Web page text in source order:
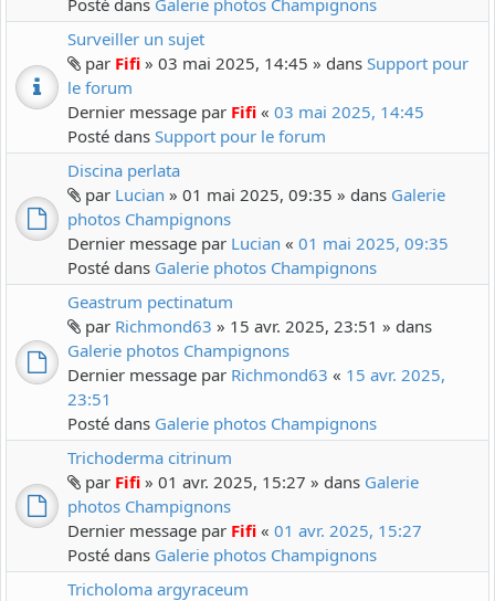
Posté dans Galerie photos Champignons
Surveiller un sujet
par Fifi » 03 mai 2025, 14:45 » dans Support pour
le forum
Dernier message par Fifi « 03 mai 2025, 14:45
Posté dans Support pour le forum
Discina perlata
par Lucian » 01 mai 2025, 09:35 » dans Galerie
photos Champignons
Dernier message par Lucian « 01 mai 2025, 09:35
Posté dans Galerie photos Champignons
Geastrum pectinatum
par Richmond63 » 15 avr. 2025, 23:51 » dans
Galerie photos Champignons
Dernier message par Richmond63 « 15 avr. 2025,
23:51
Posté dans Galerie photos Champignons
Trichoderma citrinum
par Fifi » 01 avr. 2025, 15:27 » dans Galerie
photos Champignons
Dernier message par Fifi « 01 avr. 2025, 15:27
Posté dans Galerie photos Champignons
Tricholoma argyraceum